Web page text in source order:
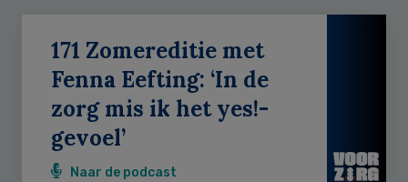
171 Zomereditie met
Fenna Eefting: ‘In de
zorg mis ik het yes!-
gevoel’
Naar de podcast